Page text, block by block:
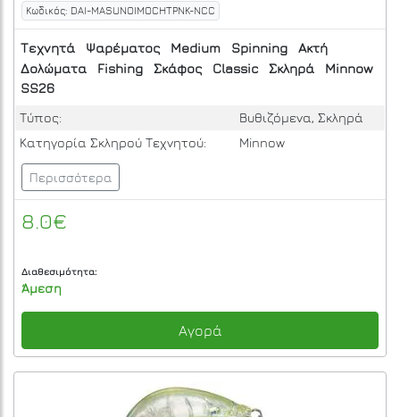
Κωδικός: DAI-MASUNOIMOCHTPNK-NCC
Τεχνητά Ψαρέματος Medium Spinning
Ακτή
Δολώματα
Fishing Σκάφος Classic Σκληρά
Minnow
SS26
Τύπος:
Βυθιζόμενα, Σκληρά
Κατηγορία Σκληρού Τεχνητού:
Minnow
Περισσότερα
8.0€
Διαθεσιμότητα:
Άμεση
Αγορά